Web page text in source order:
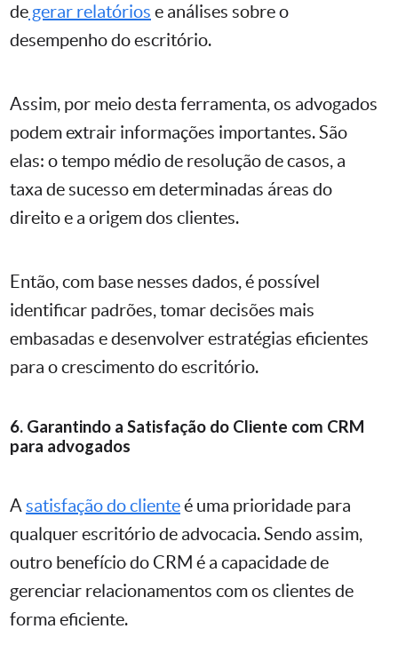
de gerar relatórios e análises sobre o
desempenho do escritório.
Assim, por meio desta ferramenta, os advogados
podem extrair informações importantes. São
elas: o tempo médio de resolução de casos, a
taxa de sucesso em determinadas áreas do
direito e a origem dos clientes.
Então, com base nesses dados, é possível
identificar padrões, tomar decisões mais
embasadas e desenvolver estratégias eficientes
para o crescimento do escritório.
6. Garantindo a Satisfação do Cliente com CRM
para advogados
A satisfação do clienteé uma prioridade para
qualquer escritório de advocacia. Sendo assim,
outro benefício do CRM é a capacidade de
gerenciar relacionamentos com os clientes de
forma eficiente.